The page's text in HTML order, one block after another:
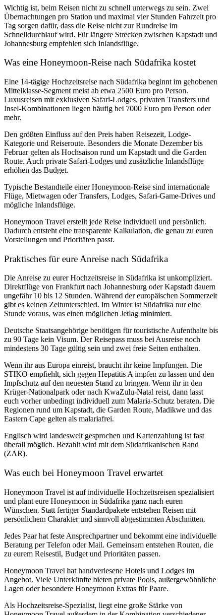
Wichtig ist, beim Reisen nicht zu schnell unterwegs zu sein. Zwei
Übernachtungen pro Station und maximal vier Stunden Fahrzeit pro
Tag sorgen dafür, dass die Reise nicht zur Rundreise im
Schnelldurchlauf wird. Für längere Strecken zwischen Kapstadt und
Johannesburg empfehlen sich Inlandsflüge.
Was eine Honeymoon-Reise nach Südafrika kostet
Eine 14-tägige Hochzeitsreise nach Südafrika beginnt im gehobenen
Mittelklasse-Segment meist ab etwa 2500 Euro pro Person.
Luxusreisen mit exklusiven Safari-Lodges, privaten Transfers und
Insel-Kombinationen liegen häufig bei 7000 Euro pro Person oder
mehr.
Den größten Einfluss auf den Preis haben Reisezeit, Lodge-
Kategorie und Reiseroute. Besonders die Monate Dezember bis
Februar gelten als Hochsaison rund um Kapstadt und die Garden
Route. Auch private Safari-Lodges und zusätzliche Inlandsflüge
erhöhen das Budget.
Typische Bestandteile einer Honeymoon-Reise sind internationale
Flüge, Mietwagen oder Transfers, Lodges, Safari-Game-Drives und
mögliche Inlandsflüge.
Honeymoon Travel erstellt jede Reise individuell und persönlich.
Dadurch entsteht eine transparente Kalkulation, die genau zu euren
Vorstellungen und Prioritäten passt.
Praktisches für eure Anreise nach Südafrika
Die Anreise zu eurer Hochzeitsreise in Südafrika ist unkompliziert.
Direktflüge von Frankfurt nach Johannesburg oder Kapstadt dauern
ungefähr 10 bis 12 Stunden. Während der europäischen Sommerzeit
gibt es keinen Zeitunterschied. Im Winter ist Südafrika nur eine
Stunde voraus, was einen möglichen Jetlag minimiert.
Deutsche Staatsangehörige benötigen für touristische Aufenthalte bis
zu 90 Tage kein Visum. Der Reisepass muss bei Ausreise noch
mindestens 30 Tage gültig sein und zwei freie Seiten enthalten.
Wenn ihr aus Europa einreist, braucht ihr keine Impfungen. Die
STIKO empfiehlt, sich gegen Hepatitis A impfen zu lassen und den
Impfschutz auf den neuesten Stand zu bringen. Wenn ihr in den
Krüger-Nationalpark oder nach KwaZulu-Natal reist, dann lasst
euch vorher unbedingt individuell zum Malaria-Schutz beraten. Die
Regionen rund um Kapstadt, die Garden Route, Madikwe und das
Eastern Cape gelten als malariafrei.
Englisch wird landesweit gesprochen und Kartenzahlung ist fast
überall möglich. Bezahlt wird mit dem Südafrikanischen Rand
(ZAR).
Was euch bei Honeymoon Travel erwartet
Honeymoon Travel ist auf individuelle Hochzeitsreisen spezialisiert
und plant eure Honeymoon in Südafrika ganz nach euren
Wünschen. Statt fertiger Standardpakete entstehen Reisen mit
persönlichem Charakter und sinnvoll abgestimmten Abschnitten.
Jedes Paar hat feste Ansprechpartner und bekommt eine individuelle
Beratung per Telefon oder Mail. Gemeinsam entstehen Routen, die
zu eurem Reisestil, Budget und Prioritäten passen.
Honeymoon Travel hat handverlesene Hotels und Lodges im
Angebot. Viele Unterkünfte bieten private Pools, außergewöhnliche
Lagen oder besondere Honeymoon Extras für Paare.
Als Hochzeitsreise-Spezialist, liegt eine große Stärke von